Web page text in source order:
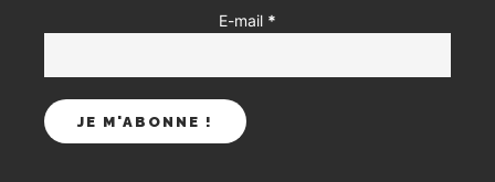
E-mail *